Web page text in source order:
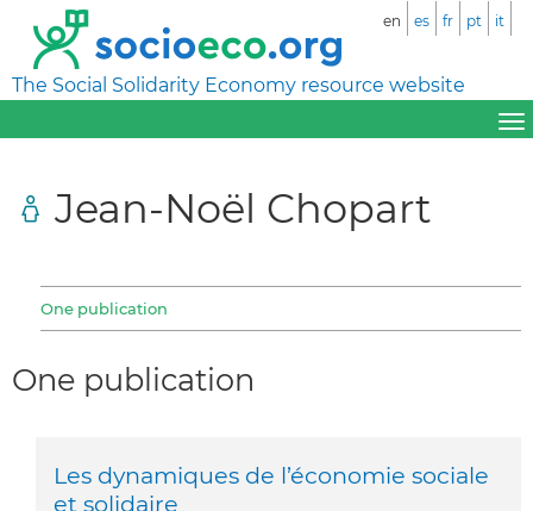
The Social Solidarity Economy resource website
en es fr pt it
Jean-Noël Chopart
One publication
One publication
Les dynamiques de l’économie sociale
et solidaire